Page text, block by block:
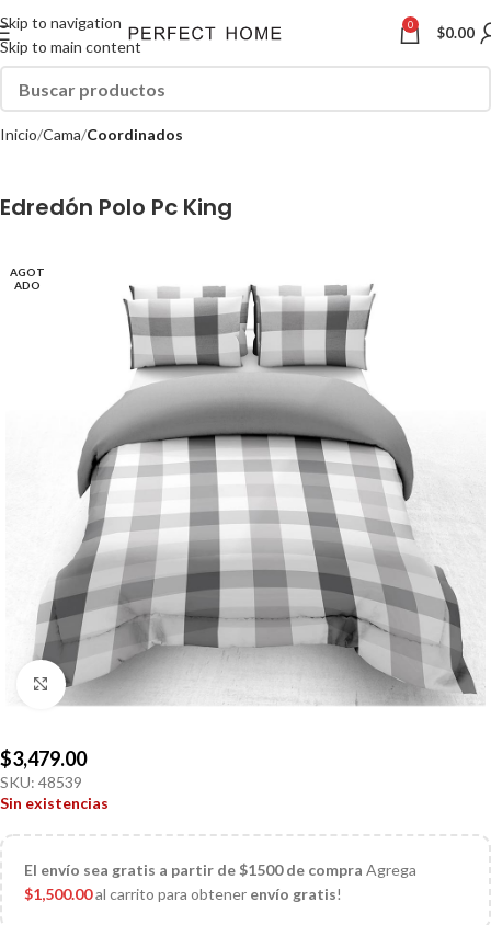
Skip to navigation
Skip to main content
0 $0.00
Inicio Cama Coordinados
Edredón Polo Pc King
AGOT
ADO
Click to enlarge
$3,479.00
SKU: 48539
Sin existencias
El envío sea gratis a partir de $1500 de compra Agrega
$1,500.00al carrito para obtener envío gratis!